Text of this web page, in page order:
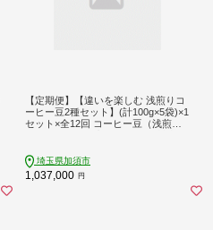
【定期便】【違いを楽しむ 浅煎りコ
ーヒー豆2種セット】(計100g×5袋)×1
セット×全12回 コーヒー豆（浅煎
やすい ご褒美 来客用 お取り寄せ ギ
フト 敬老の日 贈答 贈り物
埼玉県加須市
1,037,000 円